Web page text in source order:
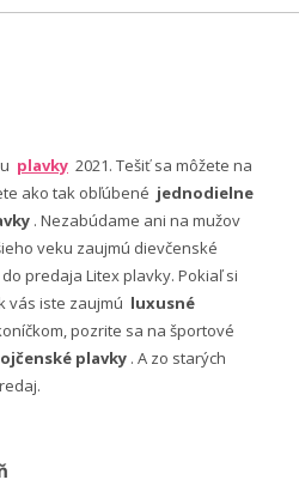
plavky 2021. Tešiť sa môžete na
ako tak obľúbené jednodielne
. Nezabúdame ani na mužov
veku zaujmú dievčenské
predaja Litex plavky. Pokiaľ si
vás iste zaujmú luxusné
pozrite sa na športové
plavky . A zo starých